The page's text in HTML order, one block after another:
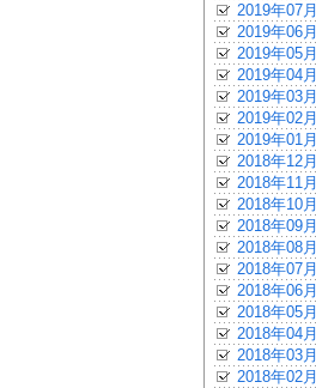
2019年07月
2019年06月
2019年05月
2019年04月
2019年03月
2019年02月
2019年01月
2018年12月
2018年11月
2018年10月
2018年09月
2018年08月
2018年07月
2018年06月
2018年05月
2018年04月
2018年03月
2018年02月